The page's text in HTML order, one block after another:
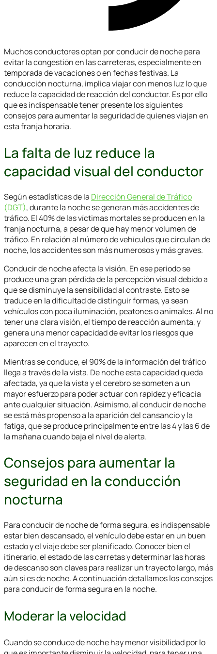
Muchos conductores optan por conducir de noche para
evitar la congestión en las carreteras, especialmente en
temporada de vacaciones o en fechas festivas. La
conducción nocturna, implica viajar con menos luz lo que
reduce la capacidad de reacción del conductor. Es por ello
que es indispensable tener presente los siguientes
consejos para aumentar la seguridad de quienes viajan en
esta franja horaria.
La falta de luz reduce la
capacidad visual del conductor
Según estadísticas de la Dirección General de Tráfico
(DGT), durante la noche se generan más accidentes de
tráfico. El 40% de las víctimas mortales se producen en la
franja nocturna, a pesar de que hay menor volumen de
tráfico. En relación al número de vehículos que circulan de
noche, los accidentes son más numerosos y más graves.
Conducir de noche afecta la visión. En ese periodo se
produce una gran pérdida de la percepción visual debido a
que se disminuye la sensibilidad al contraste. Esto se
traduce en la dificultad de distinguir formas, ya sean
vehículos con poca iluminación, peatones o animales. Al no
tener una clara visión, el tiempo de reacción aumenta, y
genera una menor capacidad de evitar los riesgos que
aparecen en el trayecto.
Mientras se conduce, el 90% de la información del tráfico
llega a través de la vista. De noche esta capacidad queda
afectada, ya que la vista y el cerebro se someten a un
mayor esfuerzo para poder actuar con rapidez y eficacia
ante cualquier situación. Asimismo, al conducir de noche
se está más propenso a la aparición del cansancio y la
fatiga, que se produce principalmente entre las 4 y las 6 de
la mañana cuando baja el nivel de alerta.
Consejos para aumentar la
seguridad en la conducción
nocturna
Para conducir de noche de forma segura, es indispensable
estar bien descansado, el vehículo debe estar en un buen
estado y el viaje debe ser planificado. Conocer bien el
itinerario, el estado de las carretas y determinar las horas
de descanso son claves para realizar un trayecto largo, más
aún si es de noche. A continuación detallamos los consejos
para conducir de forma segura en la noche.
Moderar la velocidad
Cuando se conduce de noche hay menor visibilidad por lo